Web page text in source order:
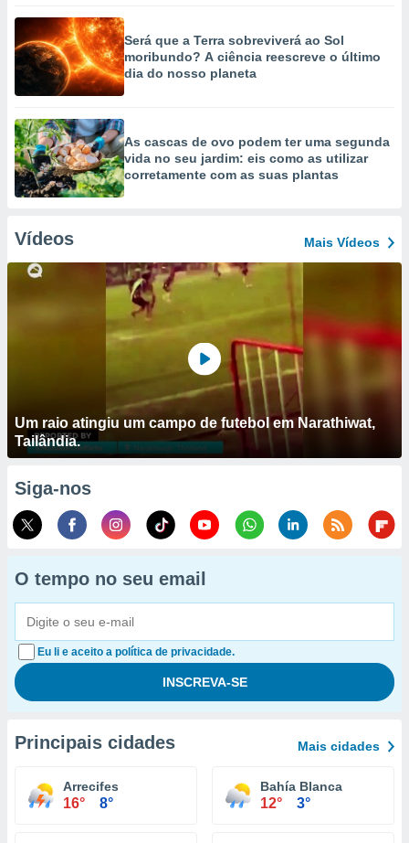
Será que a Terra sobreviverá ao Sol
moribundo? A ciência reescreve o último
dia do nosso planeta
As cascas de ovo podem ter uma segunda
vida no seu jardim: eis como as utilizar
corretamente com as suas plantas
Vídeos Mais Vídeos
Um raio atingiu um campo de futebol em Narathiwat,
Tailândia.
Siga-nos
O tempo no seu email
Eu li e aceito a política de privacidade.
Principais cidades Mais cidades
Arrecifes
16° 8°
Bahía Blanca
12° 3°